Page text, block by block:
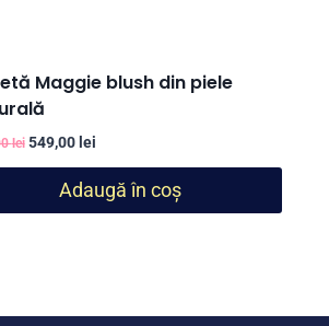
Maggie blush din piele
lei Prețul
inițial
fost:
549,00 leiPrețul
curent
este:
549,00 lei.
Adaugă în coș